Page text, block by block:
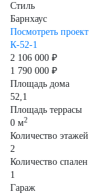
Стиль
Барнхаус
Посмотреть проект
К-52-1
2 106 000 ₽
1 790 000 ₽
Площадь дома
52,1
Площадь террасы
0 м2
Количество этажей
2
Количество спален
1
Гараж